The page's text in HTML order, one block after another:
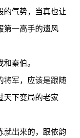
的气势，当真也让
第一高手的遗风
秦伯。
军，应该是跟随
天下变局的老家
出来的，跟依韵